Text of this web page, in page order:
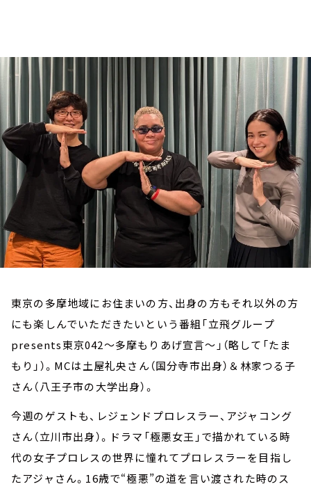
イベント・グッズ
YouTube
会社情報
東京の多摩地域にお住まいの方、出身の方もそれ以外の方
にも楽しんでいただきたいという番組「立飛グループ
presents東京042～多摩もりあげ宣言～」（略して「たま
もり」）。MCは土屋礼央さん（国分寺市出身）＆林家つる子
さん（八王子市の大学出身）。
今週のゲストも、レジェンドプロレスラー、アジャコング
さん（立川市出身）。ドラマ「極悪女王」で描かれている時
代の女子プロレスの世界に憧れてプロレスラーを目指し
たアジャさん。16歳で“極悪”の道を言い渡された時のス